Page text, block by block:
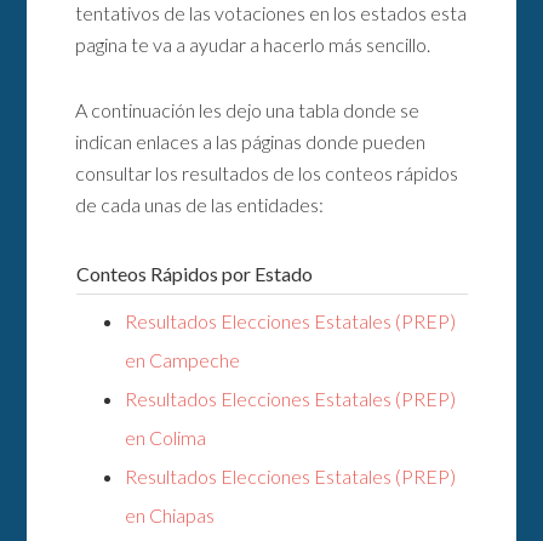
tentativos de las votaciones en los estados esta
pagina te va a ayudar a hacerlo más sencillo.
A continuación les dejo una tabla donde se
indican enlaces a las páginas donde pueden
consultar los resultados de los conteos rápidos
de cada unas de las entidades:
Conteos Rápidos por Estado
Resultados Elecciones Estatales (PREP)
en Campeche
Resultados Elecciones Estatales (PREP)
en Colima
Resultados Elecciones Estatales (PREP)
en Chiapas